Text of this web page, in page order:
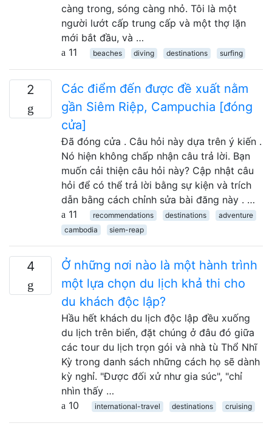
càng trong, sóng càng nhỏ. Tôi là một
người lướt cấp trung cấp và một thợ lặn
mới bắt đầu, và …
11
beaches diving destinations surfing
2
Các điểm đến được đề xuất nằm
gần Siêm Riệp, Campuchia [đóng
cửa]
Đã đóng cửa . Câu hỏi này dựa trên ý kiến .
Nó hiện không chấp nhận câu trả lời. Bạn
muốn cải thiện câu hỏi này? Cập nhật câu
hỏi để có thể trả lời bằng sự kiện và trích
dẫn bằng cách chỉnh sửa bài đăng này . …
11
recommendations destinations
adventure
cambodia
siem-reap
4
Ở những nơi nào là một hành trình
một lựa chọn du lịch khả thi cho
du khách độc lập?
Hầu hết khách du lịch độc lập đều xuống
du lịch trên biển, đặt chúng ở đâu đó giữa
các tour du lịch trọn gói và nhà tù Thổ Nhĩ
Kỳ trong danh sách những cách họ sẽ dành
kỳ nghỉ. "Được đối xử như gia súc", "chỉ
nhìn thấy …
10
international-travel destinations cruising